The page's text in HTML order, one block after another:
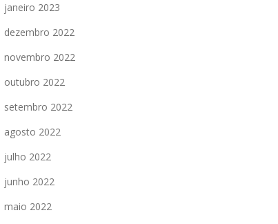
janeiro 2023
dezembro 2022
novembro 2022
outubro 2022
setembro 2022
agosto 2022
julho 2022
junho 2022
maio 2022